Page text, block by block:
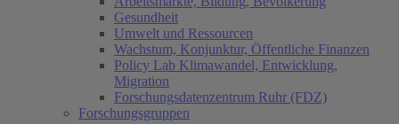
Gesundheit
Umwelt und Ressourcen
Wachstum, Konjunktur, Öffentliche Finanzen
Policy Lab Klimawandel, Entwicklung,
Migration
Forschungsdatenzentrum Ruhr (FDZ)
Forschungsgruppen